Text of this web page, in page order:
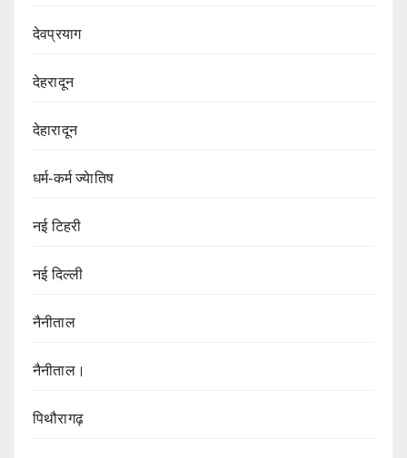
देवप्रयाग
देहरादून
देहारादून
धर्म-कर्म ज्येातिष
नई टिहरी
नई दिल्ली
नैनीताल
नैनीताल।
पिथौरागढ़